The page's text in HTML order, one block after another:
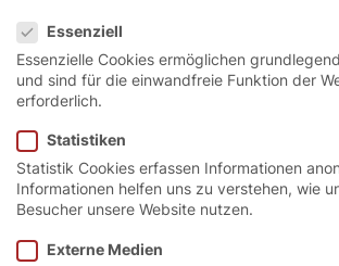
Essenziell
Essenzielle Cookies ermöglichen
und sind für die einwandfreie Funktion der
erforderlich.
Statistiken
Statistik Cookies erfassen Informationen
Informationen helfen uns zu verstehen, wie
Besucher unsere Website nutzen.
Externe Medien